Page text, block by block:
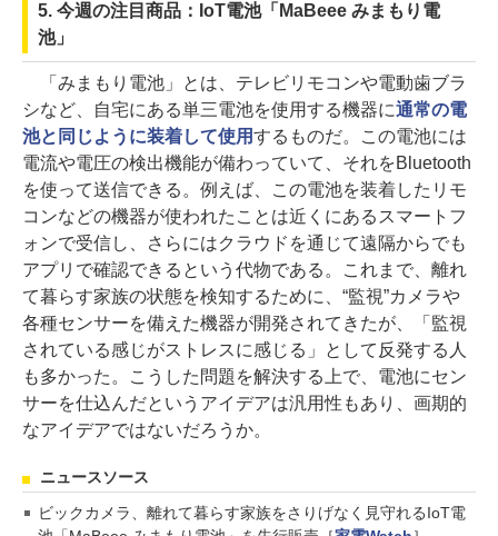
5. 今週の注目商品：IoT電池「MaBeee みまもり電
池」
「みまもり電池」とは、テレビリモコンや電動歯ブラ
シなど、自宅にある単三電池を使用する機器に通常の電
池と同じように装着して使用するものだ。この電池には
電流や電圧の検出機能が備わっていて、それをBluetooth
を使って送信できる。例えば、この電池を装着したリモ
コンなどの機器が使われたことは近くにあるスマートフ
ォンで受信し、さらにはクラウドを通じて遠隔からでも
アプリで確認できるという代物である。これまで、離れ
て暮らす家族の状態を検知するために、“監視”カメラや
各種センサーを備えた機器が開発されてきたが、「監視
されている感じがストレスに感じる」として反発する人
も多かった。こうした問題を解決する上で、電池にセン
サーを仕込んだというアイデアは汎用性もあり、画期的
なアイデアではないだろうか。
ニュースソース
ビックカメラ、離れて暮らす家族をさりげなく見守れるIoT電